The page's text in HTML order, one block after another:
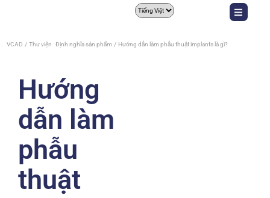
VCAD Thư viện Định nghĩa sản phẩm Hướng dẫn làm phẫu thuật implants là gì?
Hướng
dẫn làm
phẫu
thuật